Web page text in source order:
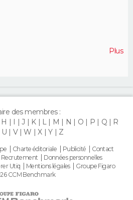
Plus
des membres :
H I J K L M N O P Q
R
U V W X Y Z
Charte éditoriale Publicité
Contact
Recrutement
Données personnelles
Utiq Mentions légales
Groupe Figaro
CCM Benchmark